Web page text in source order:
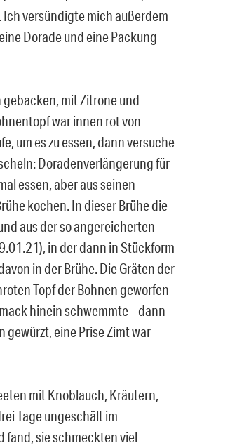
versündigte mich außerdem
Dorade und eine Packung
gebacken, mit Zitrone und
war innen rot von
um es zu essen, dann versuche
Doradenverlängerung für
essen, aber aus seinen
kochen. In dieser Brühe die
aus der so angereicherten
in der dann in Stückform
in der Brühe. Die Gräten der
Topf der Bohnen geworfen
hinein schwemmte – dann
gewürzt, eine Prise Zimt war
mit Knoblauch, Kräutern,
Tage ungeschält im
fand, sie schmeckten viel